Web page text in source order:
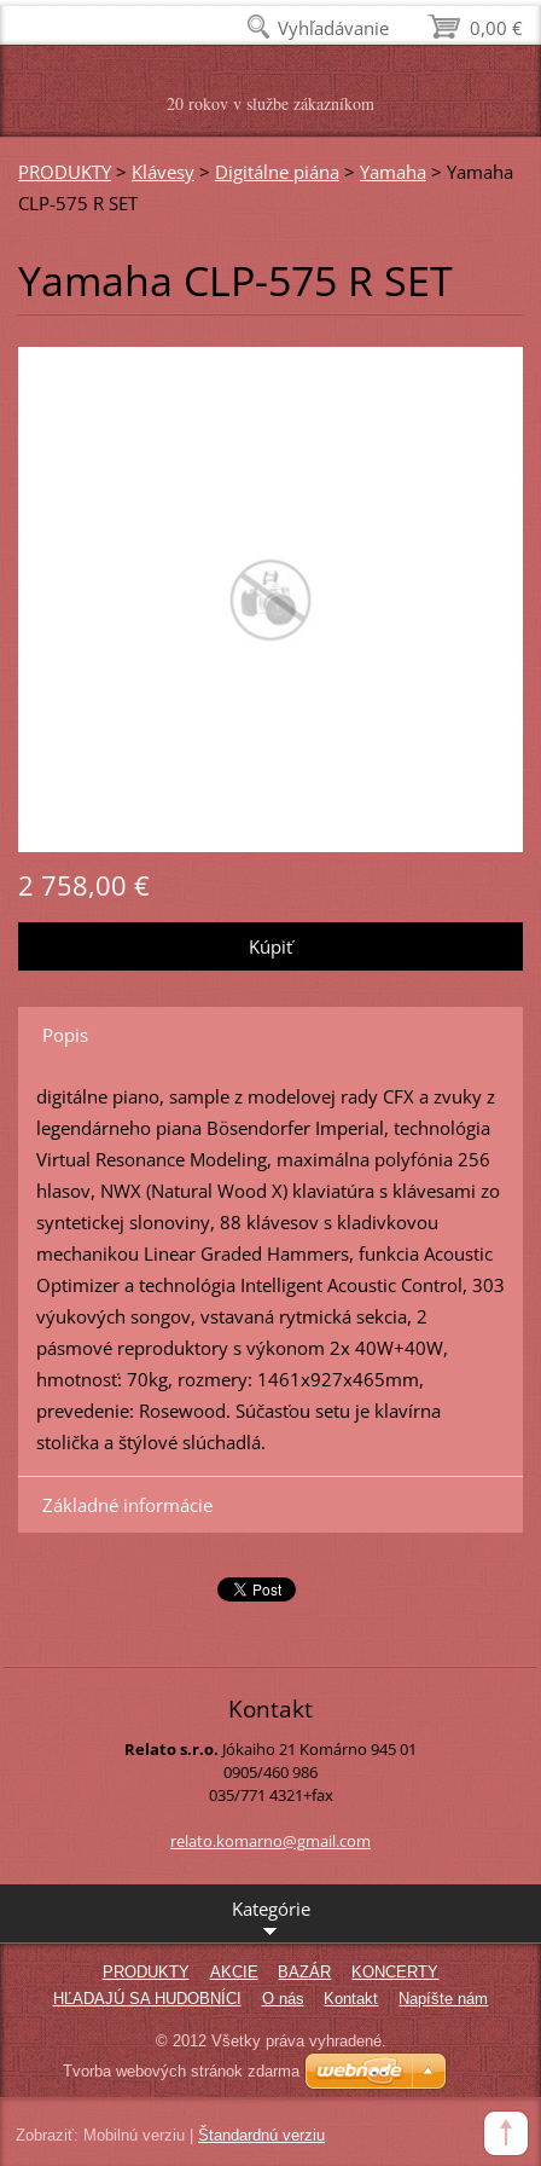
20 rokov v službe zákazníkom
PRODUKTY > Klávesy > Digitálne piána > Yamaha > Yamaha
CLP-575 R SET
Yamaha CLP-575 R SET
2 758,00 €
Popis
digitálne piano, sample z modelovej rady CFX a zvuky z
legendárneho piana Bösendorfer Imperial, technológia
Virtual Resonance Modeling, maximálna polyfónia 256
hlasov, NWX (Natural Wood X) klaviatúra s klávesami zo
syntetickej slonoviny, 88 klávesov s kladivkovou
mechanikou Linear Graded Hammers, funkcia Acoustic
Optimizer a technológia Intelligent Acoustic Control, 303
výukových songov, vstavaná rytmická sekcia, 2
pásmové reproduktory s výkonom 2x 40W+40W,
hmotnosť: 70kg, rozmery: 1461x927x465mm,
prevedenie: Rosewood. Súčasťou setu je klavírna
stolička a štýlové slúchadlá.
Základné informácie
Kontakt
Relato s.r.o. Jókaiho 21 Komárno 945 01
0905/460 986
035/771 4321+fax
relato.komarno@gmail.com
Kategórie
PRODUKTY AKCIE BAZÁR
KONCERTY
HĽADAJÚ SA HUDOBNÍCI
O nás Kontakt Napíšte nám
© 2012 Všetky práva vyhradené.
Tvorba webových stránok zdarma
Zobraziť: Mobilnú verziu| Štandardnú verziu
0,00 €
Vyhľadávanie